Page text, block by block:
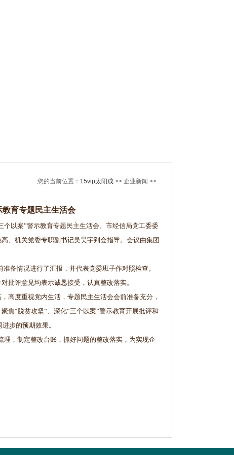
您的当前位置： 15vip太阳成 >> 企业新闻 >>
育专题民主生活会
以案”警示教育专题民主生活会。市经信局党工委委
、机关党委专职副书记吴昊宇到会指导。会议由集团
备情况进行了汇报，并代表党委班子作对照检查。
批评意见均表示诚恳接受，认真整改落实。
高度重视党内生活，专题民主生活会会前准备充分，
焦“脱贫攻坚”、深化“三个以案”警示教育开展批评和
步的预期效果。
，制定整改台账，抓好问题的整改落实，为实现企